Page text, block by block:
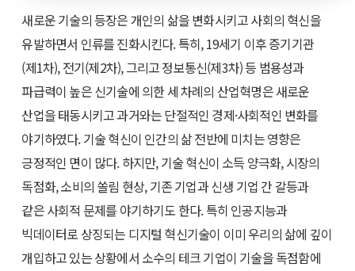
새로운 기술의 등장은 개인의 삶을 변화시키고 사회의 혁신을
유발하면서 인류를 진화시킨다. 특히, 19세기 이후 증기기관
(제1차), 전기(제2차), 그리고 정보통신(제3차) 등 범용성과
파급력이 높은 신기술에 의한 세 차례의 산업혁명은 새로운
산업을 태동시키고 과거와는 단절적인 경제·사회적인 변화를
야기하였다. 기술 혁신이 인간의 삶 전반에 미치는 영향은
긍정적인 면이 많다. 하지만, 기술 혁신이 소득 양극화, 시장의
독점화, 소비의 쏠림 현상, 기존 기업과 신생 기업 간 갈등과
같은 사회적 문제를 야기하기도 한다. 특히 인공지능과
빅데이터로 상징되는 디지털 혁신기술이 이미 우리의 삶에 깊이
개입하고 있는 상황에서 소수의 테크 기업이 기술을 독점함에